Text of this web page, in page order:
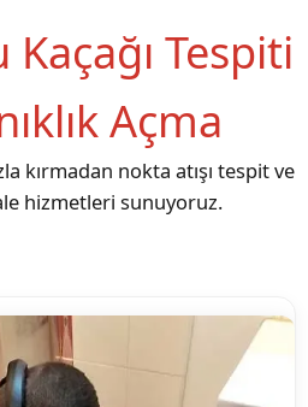
Tespiti
Açma
kırmadan nokta atışı tespit ve
hizmetleri sunuyoruz.